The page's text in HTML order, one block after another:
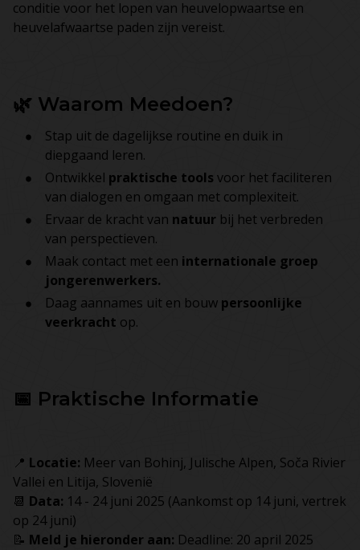
conditie voor het lopen van heuvelopwaartse en
heuvelafwaartse paden zijn vereist.
🌿 Waarom Meedoen?
Stap uit de dagelijkse routine en duik in
diepgaand leren.
Ontwikkel praktische tools voor het faciliteren
van dialogen en omgaan met complexiteit.
Ervaar de kracht van natuur bij het verbreden
van perspectieven.
Maak contact met een internationale groep
jongerenwerkers.
Daag aannames uit en bouw persoonlijke
veerkracht op.
📅 Praktische Informatie
📍 Locatie: Meer van Bohinj, Julische Alpen, Soča Rivier
Vallei en Litija, Slovenië
📆 Data: 14 - 24 juni 2025 (Aankomst op 14 juni, vertrek
op 24 juni)
📝 Meld je hieronder aan: Deadline: 20 april 2025